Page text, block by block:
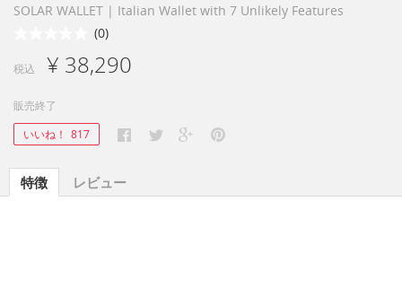
SOLAR WALLET | Italian Wallet with 7 Unlikely Features
(0)
税込 ¥ 38,290
販売終了
いいね！ 817
特徴 レビュー